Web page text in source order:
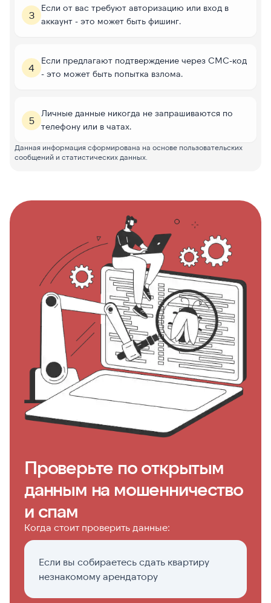
3
Если от вас требуют авторизацию или вход в
аккаунт - это может быть фишинг.
4
Если предлагают подтверждение через СМС-код
- это может быть попытка взлома.
5
Личные данные никогда не запрашиваются по
телефону или в чатах.
Данная информация сформирована на основе пользовательских
сообщений и статистических данных.
Проверьте по открытым
данным на мошенничество
и спам
Когда стоит проверить данные:
Если вы собираетесь сдать квартиру
незнакомому арендатору